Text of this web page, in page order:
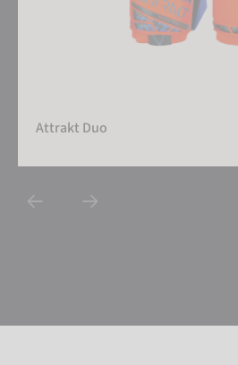
Attrakt Duo